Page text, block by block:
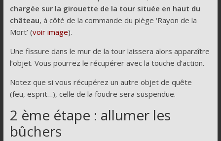
chargée sur la girouette de la tour située en haut du
château, à côté de la commande du piège ‘Rayon de la
Mort’ (voir image).
Une fissure dans le mur de la tour laissera alors apparaître
l’objet. Vous pourrez le récupérer avec la touche d’action.
Notez que si vous récupérez un autre objet de quête
(feu, esprit…), celle de la foudre sera suspendue.
2 ème étape : allumer les
bûchers